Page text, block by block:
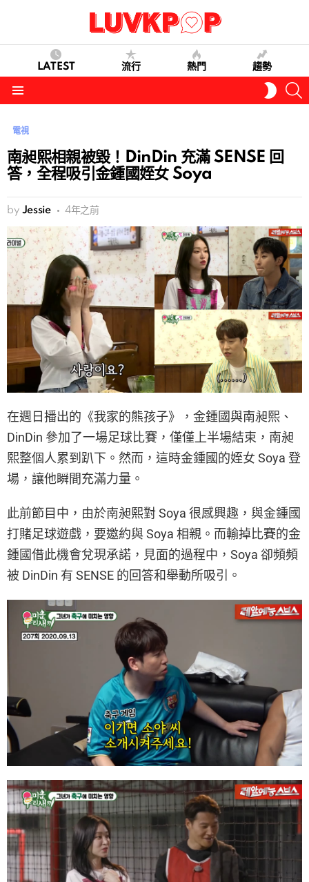
LATEST 流行 熱門 趨勢
SKIN
電視
南昶熙相親被毀！DinDin 充滿 SENSE 回
答，全程吸引金鍾國姪女 Soya
by Jessie 4年之前
在週日播出的《我家的熊孩子》，金鍾國與南昶熙、
DinDin 參加了一場足球比賽，僅僅上半場結束，南昶
熙整個人累到趴下。然而，這時金鍾國的姪女 Soya 登
場，讓他瞬間充滿力量。
此前節目中，由於南昶熙對 Soya 很感興趣，與金鍾國
打賭足球遊戲，要邀約與 Soya 相親。而輸掉比賽的金
鍾國借此機會兌現承諾，見面的過程中，Soya 卻頻頻
被 DinDin 有 SENSE 的回答和舉動所吸引。